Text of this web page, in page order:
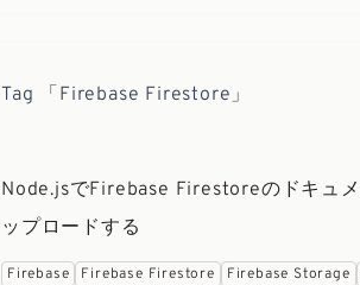
Tag 「Firebase Firestore」
Node.jsでFirebase Firestoreのドキュ
ップロードする
Firebase Firebase Firestore Firebase Storage